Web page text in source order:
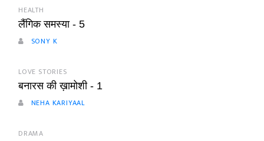
HEALTH
लैंगिक समस्या - 5
SONY K
LOVE STORIES
बनारस की ख़ामोशी - 1
NEHA KARIYAAL
DRAMA